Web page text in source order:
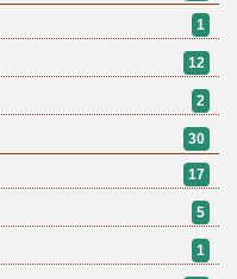
1
12
2
30
17
5
1